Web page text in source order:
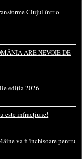
Clujul într-o
ARE NEVOIE DE
ediția 2026
este infracțiune!
va fi închisoare pentru